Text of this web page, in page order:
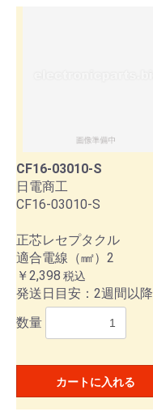
CF16-03010-S
日電商工
CF16-03010-S
正芯レセプタクル
適合電線（㎟）2
￥2,398 税込
発送日目安：2週間以降
数量
カートに入れる